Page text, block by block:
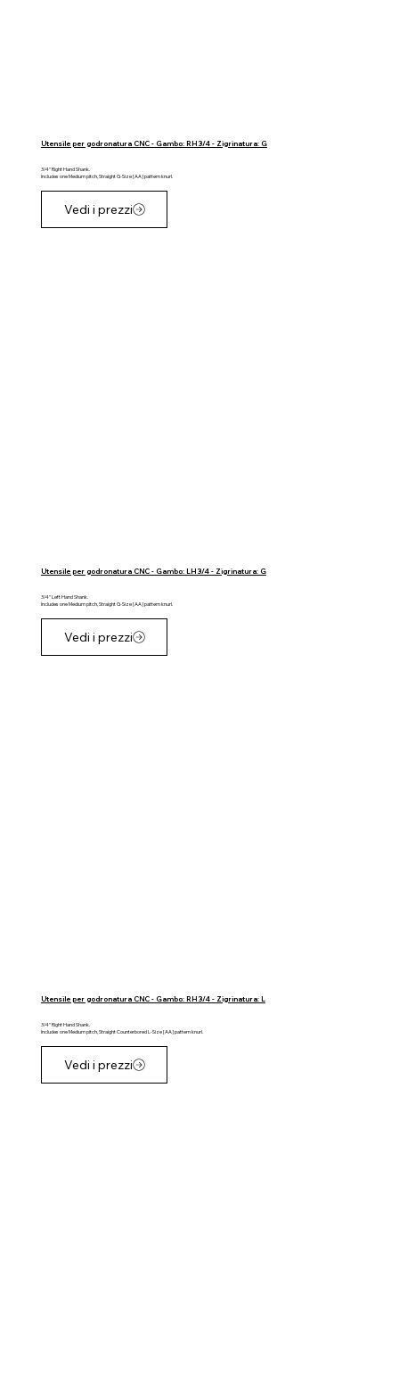
Utensile per godronatura CNC - Gambo: RH 3/4 - Zigrinatura: G
3/4" Right Hand Shank.
Includes one Medium pitch, Straight G-Size [AA] pattern knurl.
Vedi i prezzi
Utensile per godronatura CNC - Gambo: LH 3/4 - Zigrinatura: G
3/4" Left Hand Shank.
Includes one Medium pitch, Straight G-Size [AA] pattern knurl.
Vedi i prezzi
Utensile per godronatura CNC - Gambo: RH 3/4 - Zigrinatura: L
3/4" Right Hand Shank.
Includes one Medium pitch, Straight Counterbored L-Size [AA] pattern knurl.
Vedi i prezzi